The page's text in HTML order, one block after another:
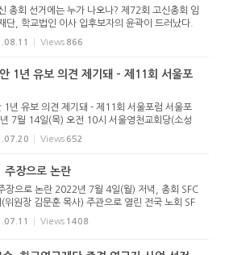
총회 선거에는 누가 나오나? 제72회 고신총회 임
단, 학교법인 이사 입후보자의 윤곽이 드러났다.
9일 오후 2시 전국 18개 노회는 임시노회를 개최
추천했다. 서울시민교회당에서 열린 서울남부노
Views 866
1년 유보 의견 제기돼 - 제11회 서울포
1년 유보 의견 제기돼 - 제11회 서울포럼 서울포
7월 14일(목) 오전 10시 서울영천교회당(소성
)에서 열렸다. 서울포럼은 예장 고신 수도권 5개
하는 포럼으로, 이번에는 서울중부노회(노회장 신
Views 652
주장으로 논란
장으로 논란 2022년 7월 4일(월) 저녁, 총회 SFC
위원장 김문훈 목사) 주관으로 열린 전국 노회 SF
장 간담회는 갑작스런 SFC 폐지 주장으로 인해 혼
. 이날 간담회를 마친 후 총회미래정책위원회(위
Views 1408